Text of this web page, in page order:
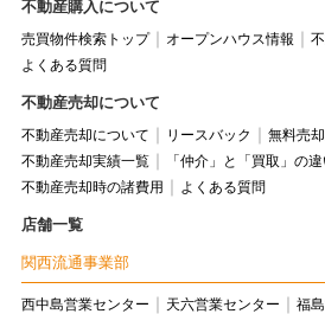
不動産購入について
売買物件検索トップ オープンハウス情報
よくある質問
不動産売却について
不動産売却について リースバック
無料売
不動産売却実績一覧
「仲介」と「買取」の
不動産売却時の諸費用
よくある質問
店舗一覧
関西流通事業部
西中島営業センター 天六営業センター
福